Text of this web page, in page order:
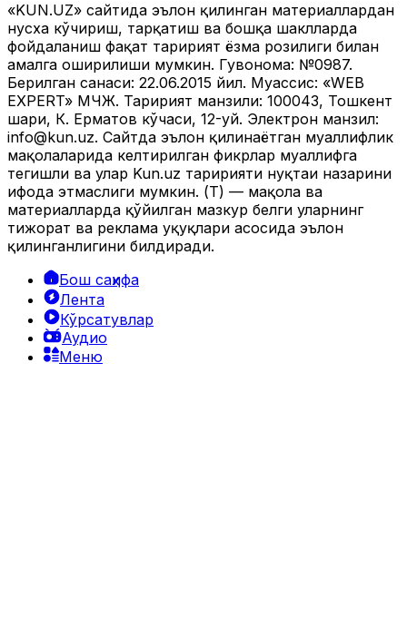
«KUN.UZ» сайтида эълон қилинган материаллардан
нусха кўчириш, тарқатиш ва бошқа шаклларда
фойдаланиш фақат таҳририят ёзма розилиги билан
амалга оширилиши мумкин. Гувоҳнома: №0987.
Берилган санаси: 22.06.2015 йил. Муассис: «WEB
EXPERT» МЧЖ. Таҳририят манзили: 100043, Тошкент
шаҳри, К. Ерматов кўчаси, 12-уй. Электрон манзил:
info@kun.uz. Сайтда эълон қилинаётган муаллифлик
мақолаларида келтирилган фикрлар муаллифга
тегишли ва улар Kun.uz таҳририяти нуқтаи назарини
ифода этмаслиги мумкин. (Т) — мақола ва
материалларда қўйилган мазкур белги уларнинг
тижорат ва реклама ҳуқуқлари асосида эълон
қилинганлигини билдиради.
Бош саҳифа
Лента
Кўрсатувлар
Аудио
Меню